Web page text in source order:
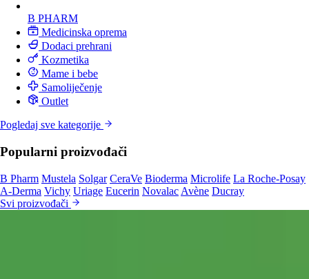
B PHARM
Medicinska oprema
Dodaci prehrani
Kozmetika
Mame i bebe
Samoliječenje
Outlet
Pogledaj sve kategorije
Popularni proizvođači
B Pharm Mustela Solgar CeraVe Bioderma Microlife La Roche-Posay
A-Derma Vichy Uriage Eucerin Novalac Avène Ducray
Svi proizvođači